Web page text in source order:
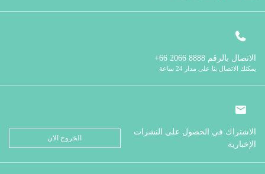
الاتصال بالرقم
يمكنك الاتصال بنا على مدار 24 ساعة
الاشتراك في الحصول على النشرات
الإخبارية
الخروج الان